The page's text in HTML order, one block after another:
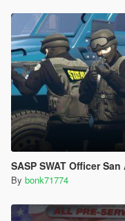
SASP SWAT Officer
By bonk71774